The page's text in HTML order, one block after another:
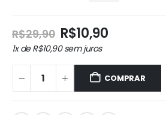
R$29,90 O
preço
original
era:
R$29,90.
R$10,90O
é:
R$10,90.
1x deR$10,90sem juros
COMPRAR